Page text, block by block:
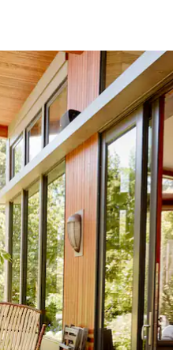
ou en appuyant et en